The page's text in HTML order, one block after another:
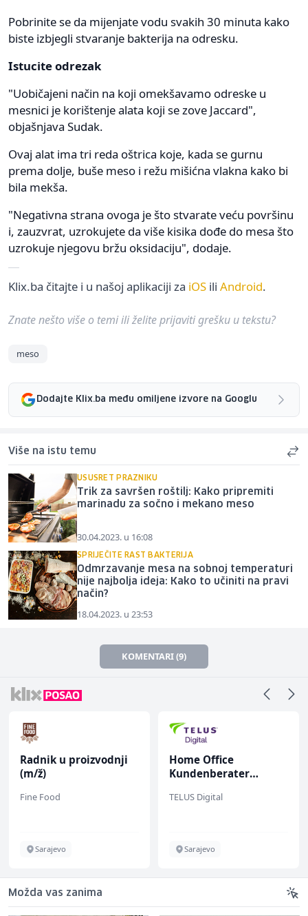
Pobrinite se da mijenjate vodu svakih 30 minuta kako
biste izbjegli stvaranje bakterija na odresku.
Istucite odrezak
"Uobičajeni način na koji omekšavamo odreske u
mesnici je korištenje alata koji se zove Jaccard",
objašnjava Sudak.
Ovaj alat ima tri reda oštrica koje, kada se gurnu
prema dolje, buše meso i režu mišićna vlakna kako bi
bila mekša.
"Negativna strana ovoga je što stvarate veću površinu
i, zauzvrat, uzrokujete da više kisika dođe do mesa što
uzrokuje njegovu bržu oksidaciju", dodaje.
Klix.ba čitajte i u našoj aplikaciji za iOS ili Android.
Znate nešto više o temi ili želite prijaviti grešku u tekstu?
meso
Dodajte Klix.ba među omiljene izvore na Googlu
Više na istu temu
USUSRET PRAZNIKU
Trik za savršen roštilj: Kako pripremiti
marinadu za sočno i mekano meso
30.04.2023. u 16:08
SPRIJEČITE RAST BAKTERIJA
Odmrzavanje mesa na sobnoj temperaturi
nije najbolja ideja: Kako to učiniti na pravi
način?
18.04.2023. u 23:53
KOMENTARI (9)
Radnik u proizvodnji
(m/ž)
Fine Food
Sarajevo
Home Office
Kundenberater
renommiertes
TELUS Digital
Sarajevo
Možda vas zanima